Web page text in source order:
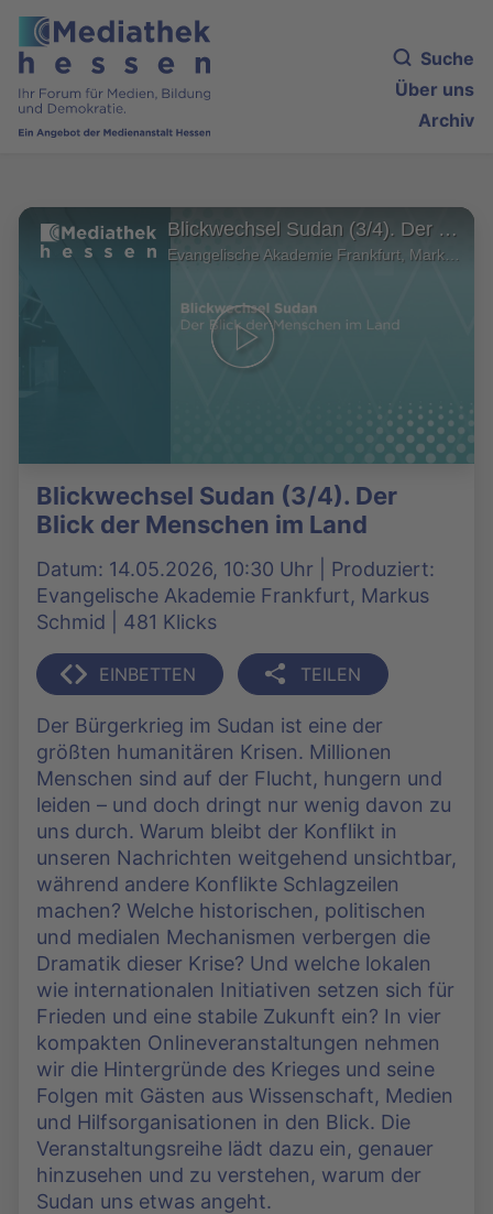
Suche
Über uns
Archiv
Blickwechsel Sudan (3/4). Der Blick der Menschen im Land
Blickwechsel Sudan (3/4). Der
Blick der Menschen im Land
Datum: 14.05.2026, 10:30 Uhr | Produziert:
Evangelische Akademie Frankfurt, Markus
Schmid | 481 Klicks
EINBETTEN TEILEN
Der Bürgerkrieg im Sudan ist eine der
größten humanitären Krisen. Millionen
Menschen sind auf der Flucht, hungern und
leiden – und doch dringt nur wenig davon zu
uns durch. Warum bleibt der Konflikt in
unseren Nachrichten weitgehend unsichtbar,
während andere Konflikte Schlagzeilen
machen? Welche historischen, politischen
und medialen Mechanismen verbergen die
Dramatik dieser Krise? Und welche lokalen
wie internationalen Initiativen setzen sich für
Frieden und eine stabile Zukunft ein? In vier
kompakten Onlineveranstaltungen nehmen
wir die Hintergründe des Krieges und seine
Folgen mit Gästen aus Wissenschaft, Medien
und Hilfsorganisationen in den Blick. Die
Veranstaltungsreihe lädt dazu ein, genauer
hinzusehen und zu verstehen, warum der
Sudan uns etwas angeht.